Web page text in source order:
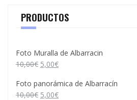
PRODUCTOS
Foto Muralla de Albarracin
10,00€ 5,00€
Foto panorámica de Albarracín
10,00€ 5,00€